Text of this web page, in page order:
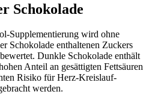
Schokolade
Supplementierung wird ohne
Schokolade enthaltenen Zuckers
bewertet. Dunkle Schokolade enthält
Anteil an gesättigten Fettsäuren
Risiko für Herz-Kreislauf-
werden.